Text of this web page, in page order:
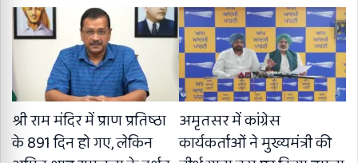
श्री राम मंदिर में प्राण प्रतिष्ठा
के 891 दिन हो गए, लेकिन
अमृतसर में कांग्रेस
कार्यकर्ताओं ने मुख्यमंत्री की